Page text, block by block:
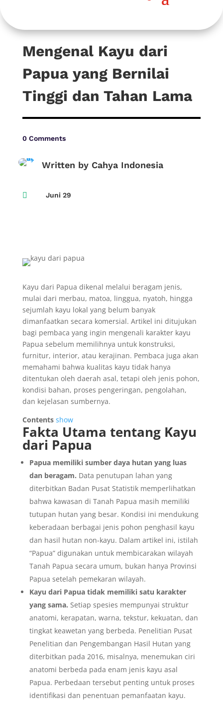
Mengenal Kayu dari
Papua yang Bernilai
Tinggi dan Tahan Lama
0 Comments
Written by Cahya Indonesia
 Juni 29
Kayu dari Papua dikenal melalui beragam jenis,
mulai dari merbau, matoa, linggua, nyatoh, hingga
sejumlah kayu lokal yang belum banyak
dimanfaatkan secara komersial. Artikel ini ditujukan
bagi pembaca yang ingin mengenali karakter kayu
Papua sebelum memilihnya untuk konstruksi,
furnitur, interior, atau kerajinan. Pembaca juga akan
memahami bahwa kualitas kayu tidak hanya
ditentukan oleh daerah asal, tetapi oleh jenis pohon,
kondisi bahan, proses pengeringan, pengolahan,
dan kejelasan sumbernya.
Contents show
Fakta Utama tentang Kayu
dari Papua
Papua memiliki sumber daya hutan yang luas
dan beragam. Data penutupan lahan yang
diterbitkan Badan Pusat Statistik memperlihatkan
bahwa kawasan di Tanah Papua masih memiliki
tutupan hutan yang besar. Kondisi ini mendukung
keberadaan berbagai jenis pohon penghasil kayu
dan hasil hutan non-kayu. Dalam artikel ini, istilah
“Papua” digunakan untuk membicarakan wilayah
Tanah Papua secara umum, bukan hanya Provinsi
Papua setelah pemekaran wilayah.
Kayu dari Papua tidak memiliki satu karakter
yang sama. Setiap spesies mempunyai struktur
anatomi, kerapatan, warna, tekstur, kekuatan, dan
tingkat keawetan yang berbeda. Penelitian Pusat
Penelitian dan Pengembangan Hasil Hutan yang
diterbitkan pada 2016, misalnya, menemukan ciri
anatomi berbeda pada enam jenis kayu asal
Papua. Perbedaan tersebut penting untuk proses
identifikasi dan penentuan pemanfaatan kayu.